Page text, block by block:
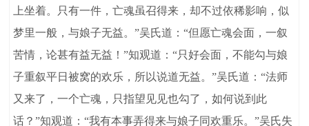
上坐着。只有一件，亡魂虽召得来，却不过依稀影响，似
梦里一般，与娘子无益。”吴氏道：“但愿亡魂会面，一叙
苦情，论甚有益无益！”知观道：“只好会面，不能勾与娘
子重叙平日被窝的欢乐，所以说道无益。”吴氏道：“法师
又来了，一个亡魂，只指望见见也勾了，如何说到此
话？”知观道：“我有本事弄得来与娘子同欢重乐。”吴氏失